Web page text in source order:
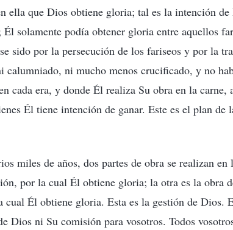
ella que Dios obtiene gloria; tal es la intención
Él solamente podía obtener gloria entre aquellos
sido por la persecución de los fariseos y por la
calumniado, ni mucho menos crucificado, y no
cada era, y donde Él realiza Su obra en la
Él tiene intención de ganar. Este es el plan de
miles de años, dos partes de obra se realizan
por la cual Él obtiene gloria; la otra es la obra
Él obtiene gloria. Esta es la gestión de Dios.
Dios ni Su comisión para vosotros. Todos